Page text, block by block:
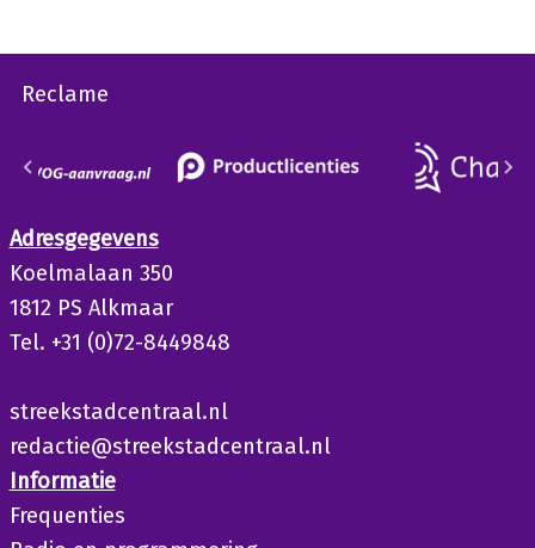
Reclame
Adresgegevens
Koelmalaan 350
1812 PS Alkmaar
Tel. +31 (0)72-8449848
streekstadcentraal.nl
redactie@streekstadcentraal.nl
Informatie
Frequenties